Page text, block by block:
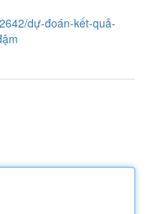
dự-đoán-kết-quả-